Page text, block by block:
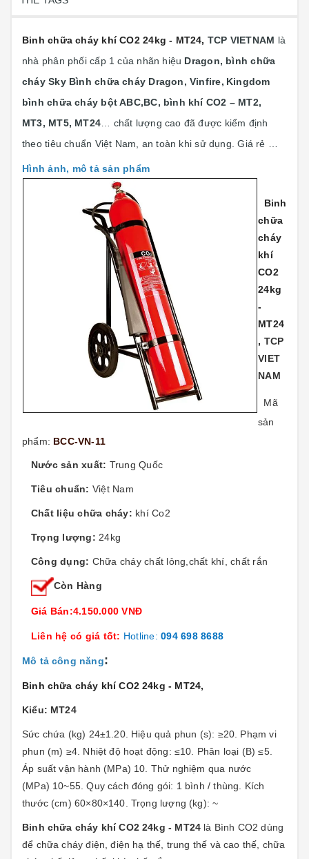
Binh chữa cháy khí CO2 24kg - MT24, TCP VIETNAM là
nhà phân phối cấp 1 của nhãn hiệu Dragon, bình chữa
cháy Sky Bình chữa cháy Dragon, Vinfire, Kingdom
bình chữa cháy bột ABC,BC, bình khí CO2 – MT2,
MT3, MT5, MT24 … chất lượng cao đã được kiểm định
theo tiêu chuẩn Việt Nam, an toàn khi sử dụng. Giá rẻ …
Hình ảnh, mô tả sản phẩm
Binh
chữa
cháy
khí
CO2
24kg
-
MT24
, TCP
VIET
NAM
Mã
sản
phẩm: BCC-VN-11
Nước sản xuất: Trung Quốc
Tiêu chuẩn: Việt Nam
Chất liệu chữa cháy: khí Co2
Trọng lượng: 24kg
Công dụng: Chữa cháy chất lỏng,chất khí, chất rắn
Còn Hàng
Giá Bán:4.150.000 VNĐ
Liên hệ có giá tốt: Hotline: 094 698 8688
Mô tả công năng:
Binh chữa cháy khí CO2 24kg - MT24,
Kiểu: MT24
Sức chứa (kg) 24±1.20. Hiệu quả phun (s): ≥20. Phạm vi
phun (m) ≥4. Nhiệt độ hoạt động: ≤10. Phân loại (B) ≤5.
Áp suất vận hành (MPa) 10. Thử nghiệm qua nước
(MPa) 10~55. Quy cách đóng gói: 1 bình / thùng. Kích
thước (cm) 60×80×140. Trọng lượng (kg): ~
Binh chữa cháy khí CO2 24kg - MT24 là Bình CO2 dùng
để chữa cháy điện, điện hạ thế, trung thế và cao thế, chữa